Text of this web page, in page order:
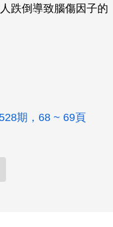
跌倒導致腦傷因子的
期，68 ~ 69頁